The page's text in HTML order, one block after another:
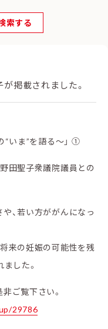
掲載されました。
“いま”を語る～」 ①
田聖子衆議院議員との
、若い方ががんになっ
来の妊娠の可能性を残
した。
ご覧下さい。
29786